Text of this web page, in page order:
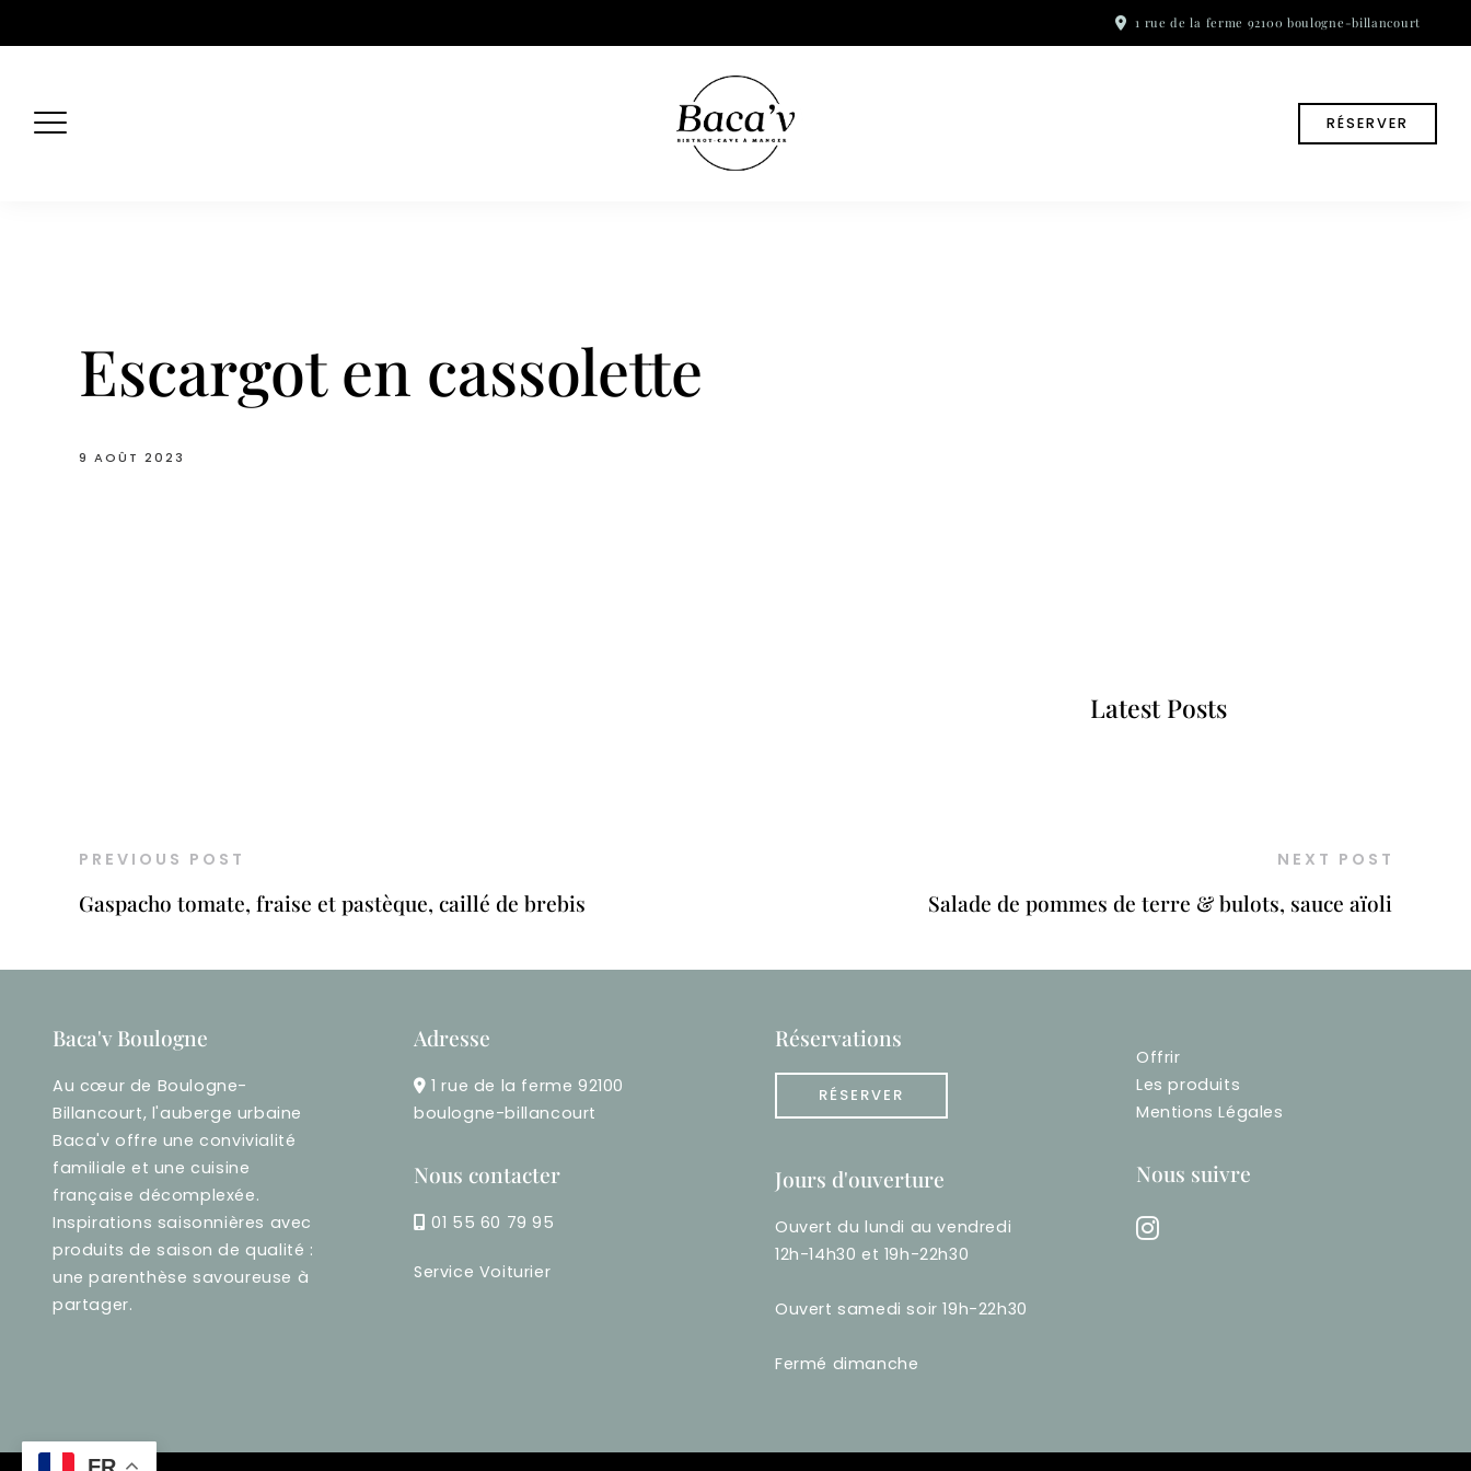
to
1 rue de la ferme 92100 boulogne-billancourt
RÉSERVER
Escargot en cassolette
9 AOÛT 2023
Latest Posts
PREVIOUS POST
Gaspacho tomate, fraise et pastèque, caillé de brebis
NEXT POST
Salade de pommes de terre & bulots, sauce aïoli
Baca'v Boulogne
Au cœur de Boulogne-
Billancourt, l'auberge urbaine
Baca'v offre une convivialité
familiale et une cuisine
française décomplexée.
Inspirations saisonnières avec
produits de saison de qualité :
une parenthèse savoureuse à
partager.
Adresse
1 rue de la ferme 92100
boulogne-billancourt
Nous contacter
01 55 60 79 95
Service Voiturier
Réservations
RÉSERVER
Jours d'ouverture
Ouvert du lundi au vendredi
12h-14h30 et 19h-22h30
Ouvert samedi soir 19h-22h30
Fermé dimanche
Offrir
Les produits
Mentions Légales
Nous suivre